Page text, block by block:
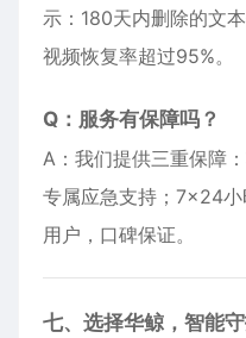
示：180天内删除的文
视频恢复率超过95%。
Q：服务有保障吗？
A：我们提供三重保障
专属应急支持；7×24
用户，口碑保证。
七、选择华鲸，智能